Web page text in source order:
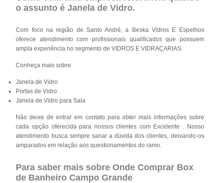
o assunto éJanela de Vidro.
Com foco na região de Santo André, a Beska Vidros E Espelhos
oferece atendimento com profissionais qualificados que possuem
ampla experiência no segmento de VIDROS E VIDRAÇARIAS.
Conheça mais sobre
Janela de Vidro
Portas de Vidro
Janela de Vidro para Sala
Não deixe de entrar em contato para obter mais informações sobre
cada opção oferecida para nossos clientes com Excelente . Nosso
atendimento busca sempre sanar a dúvida dos clientes, deixando-os
amparados em relação aos questionamentos do ramo.
Para saber mais sobre Onde Comprar Box
de Banheiro Campo Grande